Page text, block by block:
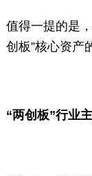
值得一提的是
创板”核心资产
“两创板”行业